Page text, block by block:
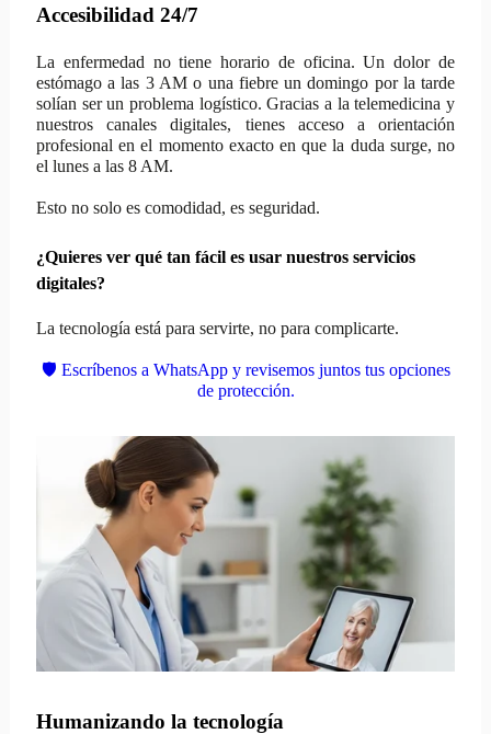
Accesibilidad 24/7
La enfermedad no tiene horario de oficina. Un dolor de
estómago a las 3 AM o una fiebre un domingo por la tarde
solían ser un problema logístico. Gracias a la telemedicina y
nuestros canales digitales, tienes acceso a orientación
profesional en el momento exacto en que la duda surge, no
el lunes a las 8 AM.
Esto no solo es comodidad, es seguridad.
¿Quieres ver qué tan fácil es usar nuestros servicios
digitales?
La tecnología está para servirte, no para complicarte.
🛡️ Escríbenos a WhatsApp y revisemos juntos tus opciones
de protección.
Humanizando la tecnología